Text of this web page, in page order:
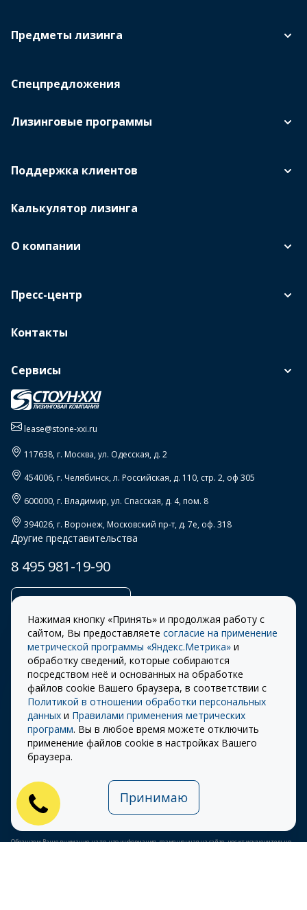
Предметы лизинга
Спецпредложения
Лизинговые программы
Поддержка клиентов
Калькулятор лизинга
О компании
Пресс-центр
Контакты
Сервисы
lease@stone-xxi.ru
117638, г. Москва,ул. Одесская, д. 2
454006, г. Челябинск,л. Российская, д. 110, стр. 2, оф 305
600000, г. Владимир,ул. Спасская, д. 4, пом. 8
394026, г. Воронеж,Московский пр-т, д. 7е, оф. 318
Другие представительства
8 495 981-19-90
© 2026 «СТОУН-XXI»
Разработка сайта –
ITECH
Правила
использования cookie
Правила пользования
сайтом
Политика
конфиденциальности
Публичная оферта на
использование ПЭП
Обращаем Ваше внимание на то, что информация, размещенная на сайте, носит исключительно
Нажимая кнопку «Принять» и продолжая работу с
сайтом, Вы предоставляете согласие на применение
метрической программы «Яндекс.Метрика» и
обработку сведений, которые собираются
посредством неё и основанных на обработке
файлов cookie Вашего браузера, в соответствии с
Политикой в отношении обработки персональных
данных и Правилами применения метрических
программ. Вы в любое время можете отключить
применение файлов cookie в настройках Вашего
браузера.
Принимаю